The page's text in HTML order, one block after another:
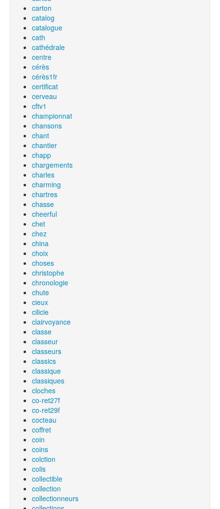
carton
catalog
catalogue
cath
cathédrale
centre
cérès
cérès1fr
certificat
cerveau
cftv1
championnat
chansons
chant
chantier
chapp
chargements
charles
charming
chartres
chasse
cheerful
chet
chez
china
choix
choses
christophe
chronologie
chute
cieux
cilicie
clairvoyance
classe
classeur
classeurs
classics
classique
classiques
cloches
co-ret27f
co-ret29f
cocteau
coffret
coin
coins
colction
colis
collectible
collection
collectionneurs